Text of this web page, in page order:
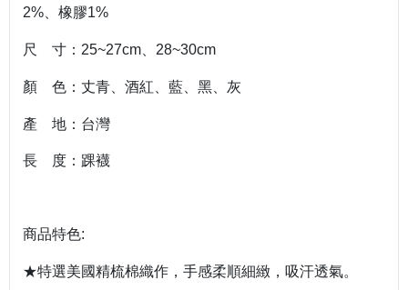
2%、橡膠1%
尺 寸： 25~27cm、 28~30cm
顏 色：丈青、酒紅、藍、黑、灰
產 地：台灣
長 度：踝襪
商品特色:
★特選美國精梳棉織作，手感柔順細緻，吸汗透氣。